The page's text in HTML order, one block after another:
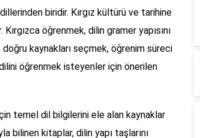
biridir. Kırgız kültürü ve tarihine
öğrenmek, dilin gramer yapısını
kaynakları seçmek, öğrenim süreci
dilini öğrenmek isteyenler için önerilen
temel dil bilgilerini ele alan kaynaklar
bilinen kitaplar, dilin yapı taşlarını